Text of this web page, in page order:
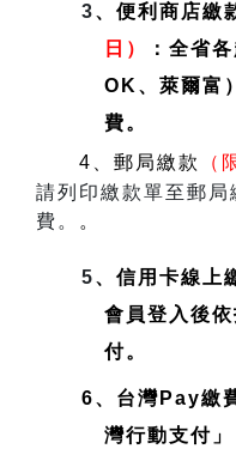
3、便利商店繳
日）
：全省
OK、萊爾富
費。
4、郵局繳款
（
請列印繳款單至郵
費。 。
5、信用卡線上
會員登入後
付。
6、台灣Pay繳
灣行動支付